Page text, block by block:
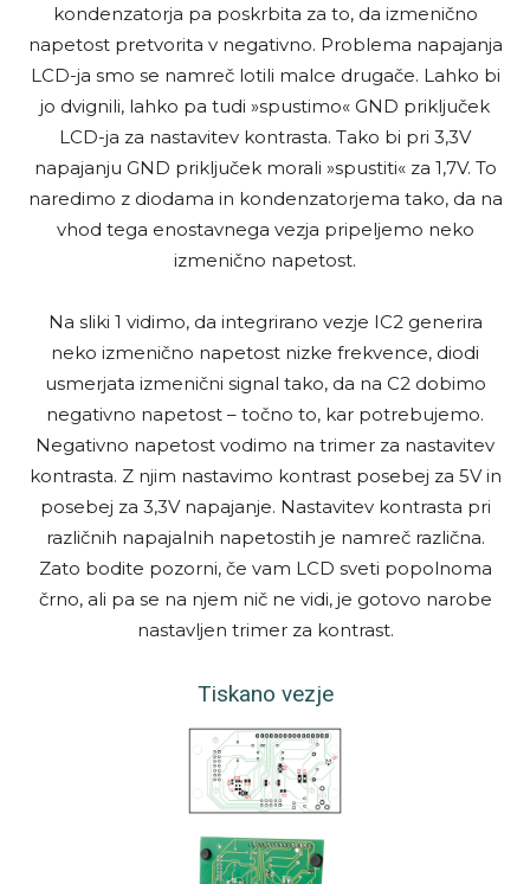
kondenzatorja pa poskrbita za to, da izmenično
napetost pretvorita v negativno. Problema napajanja
LCD-ja smo se namreč lotili malce drugače. Lahko bi
jo dvignili, lahko pa tudi »spustimo« GND priključek
LCD-ja za nastavitev kontrasta. Tako bi pri 3,3V
napajanju GND priključek morali »spustiti« za 1,7V. To
naredimo z diodama in kondenzatorjema tako, da na
vhod tega enostavnega vezja pripeljemo neko
izmenično napetost.
Na sliki 1 vidimo, da integrirano vezje IC2 generira
neko izmenično napetost nizke frekvence, diodi
usmerjata izmenični signal tako, da na C2 dobimo
negativno napetost – točno to, kar potrebujemo.
Negativno napetost vodimo na trimer za nastavitev
kontrasta. Z njim nastavimo kontrast posebej za 5V in
posebej za 3,3V napajanje. Nastavitev kontrasta pri
različnih napajalnih napetostih je namreč različna.
Zato bodite pozorni, če vam LCD sveti popolnoma
črno, ali pa se na njem nič ne vidi, je gotovo narobe
nastavljen trimer za kontrast.
Ti­ska­no vez­je